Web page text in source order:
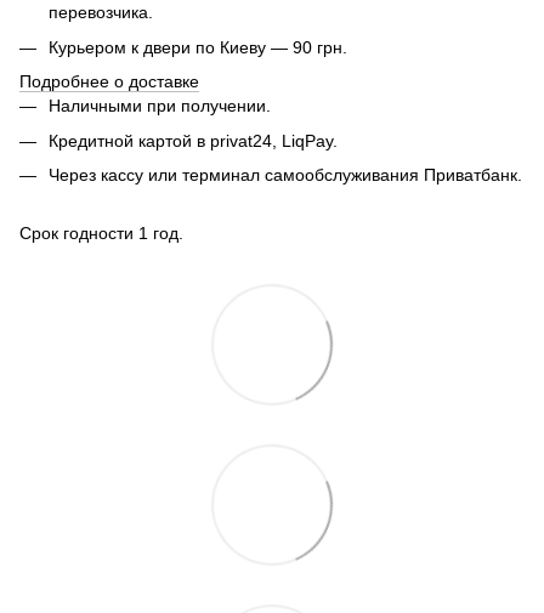
перевозчика.
Курьером к двери по Киеву — 90 грн.
Подробнее о доставке
Наличными при получении.
Кредитной картой в privat24, LiqPay.
Через кассу или терминал самообслуживания Приватбанк.
Срок годности 1 год.